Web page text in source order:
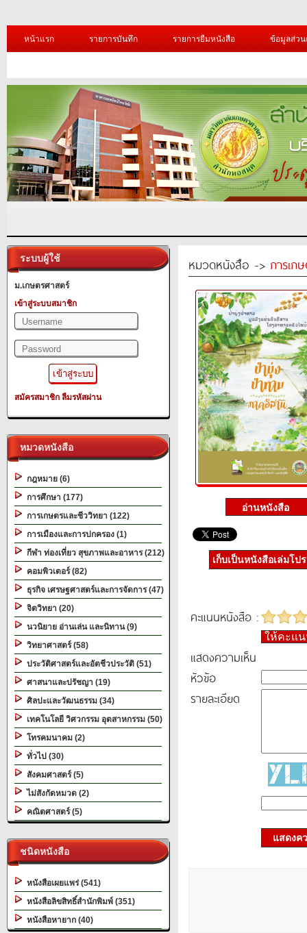
หน้าแรก รายการบันทึก รายการยืมหนังสือ ข้อมูลส่ว
ระบบผู้ใช้
ม.เกษตรศาสตร์
เข้าสู่ระบบสมาชิก
สมัครสมาชิก ลืมรหัสผ่าน
หมวดหนังสือ
กฎหมาย (6)
การศึกษา (177)
การเกษตรและชีววิทยา (122)
การเมืองและการปกครอง (1)
กีฬา ท่องเที่ยว สุขภาพและอาหาร (212)
คอมพิวเตอร์ (82)
ธุรกิจ เศรษฐศาสตร์และการจัดการ (47)
จิตวิทยา (20)
นวนิยาย อ่านเล่น และนิทาน (9)
วิทยาศาสตร์ (58)
ประวัติศาสตร์และอัตชีวประวัติ (51)
ศาสนาและปรัชญา (19)
ศิลปะและวัฒนธรรม (34)
เทคโนโลยี วิศวกรรม อุตสาหกรรม (50)
โทรคมนาคม (2)
ทั่วไป (30)
สังคมศาสตร์ (5)
ไม่สังกัดหมวด (2)
คณิตศาสตร์ (5)
ชนิดหนังสือ
หนังสือเผยแพร่ (541)
หนังสือลิขสิทธิ์สำนักพิมพ์ (351)
หนังสือหายาก (40)
หมวดหนังสือ -> การเก
เก็บเป็นหนังสือเล่มโป
คะแนนหนังสือ :
ให้คะแ
แสดงความเห็น
หัวข้อ
รายละเอียด
แสดงค